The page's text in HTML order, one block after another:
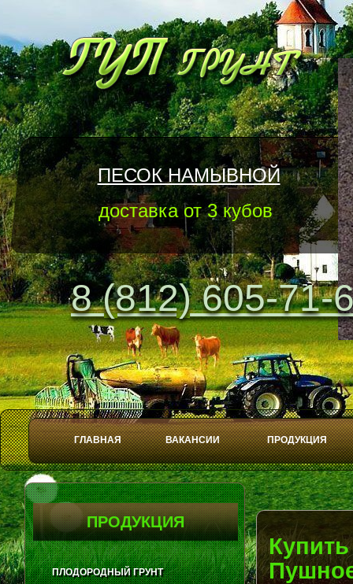
8 (812) 605-71-
ГЛАВНАЯ ВАКАНСИИ ПРОДУКЦИЯ
ПЕСОК НАМЫВНОЙ
доставка от 3 кубов
Play
Stop
ПРОДУКЦИЯ
ПЛОДОРОДНЫЙ ГРУНТ